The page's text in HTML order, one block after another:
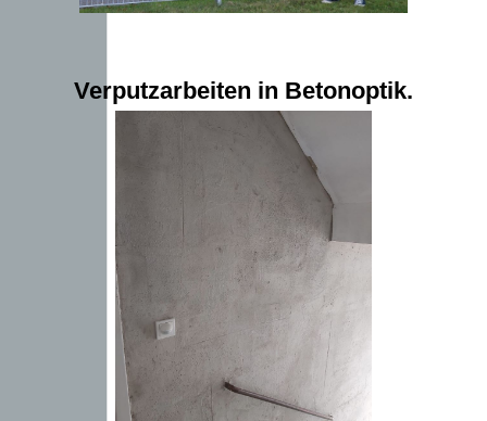
Verputzarbeiten in Betonoptik.